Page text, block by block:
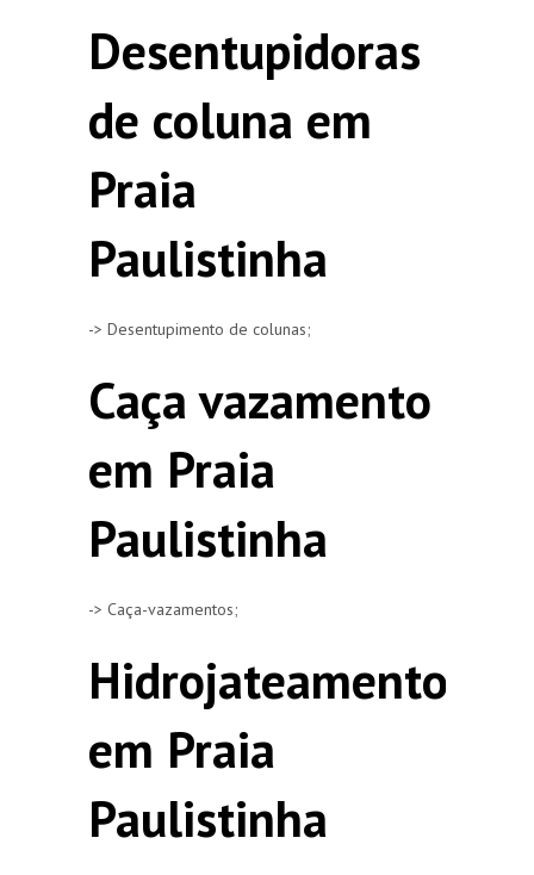
Desentupidoras
de coluna em
Praia
Paulistinha
-> Desentupimento de colunas;
Caça vazamento
em Praia
Paulistinha
-> Caça-vazamentos;
Hidrojateamento
em Praia
Paulistinha